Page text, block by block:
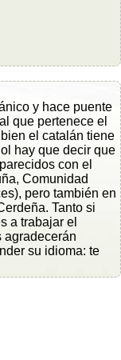
y hace puente
que pertenece el
el catalán tiene
hay que decir que
con el
Comunidad
pero también en
Tanto si
a trabajar el
agradecerán
su idioma: te